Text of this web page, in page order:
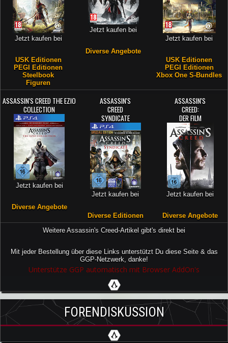
Jetzt kaufen bei
USK Editionen
PEGI Editionen
Steelbook
Figuren
Jetzt kaufen bei
Diverse Angebote
Jetzt kaufen bei
USK Editionen
PEGI Editionen
Xbox One S-Bundles
ASSASSIN'S CREED THE EZIO
COLLECTION
Jetzt kaufen bei
Diverse Angebote
ASSASSIN'S
CREED
SYNDICATE
Jetzt kaufen bei
Diverse Editionen
ASSASSIN'S
CREED:
DER FILM
Jetzt kaufen bei
Diverse Angebote
Weitere Assassin's Creed-Artikel gibt's direkt bei
Mit jeder Bestellung über diese Links unterstützt Du diese Seite & das
GGP-Netzwerk, danke!
Unterstütze GGP automatisch mit Browser AddOn's
FORENDISKUSSION